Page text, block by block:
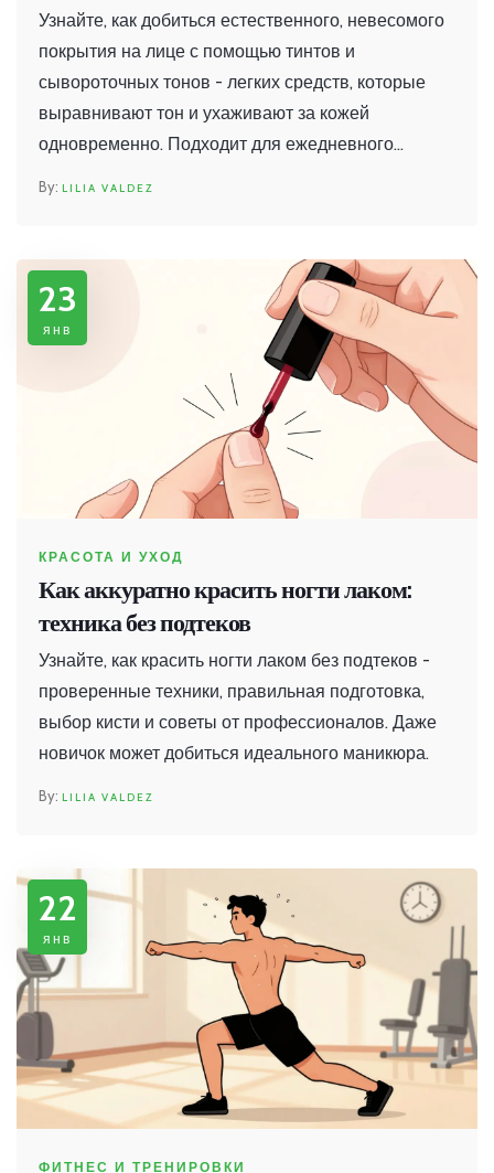
Узнайте, как добиться естественного, невесомого
покрытия на лице с помощью тинтов и
сывороточных тонов - легких средств, которые
выравнивают тон и ухаживают за кожей
одновременно. Подходит для ежедневного
LILIA VALDEZ
23
янв
КРАСОТА И УХОД
Как аккуратно красить ногти лаком:
техника без подтеков
Узнайте, как красить ногти лаком без подтеков -
проверенные техники, правильная подготовка,
выбор кисти и советы от профессионалов. Даже
новичок может добиться идеального маникюра.
LILIA VALDEZ
22
янв
ФИТНЕС И ТРЕНИРОВКИ